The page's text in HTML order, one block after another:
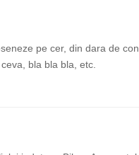
pe cer, din dara de
bla bla bla, etc.